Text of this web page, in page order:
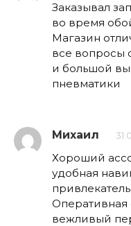
Заказывал
во время
Магазин
все вопросы
и большой
пневматики
Михаил
Хороший
удобная
Оперативная
вежливый